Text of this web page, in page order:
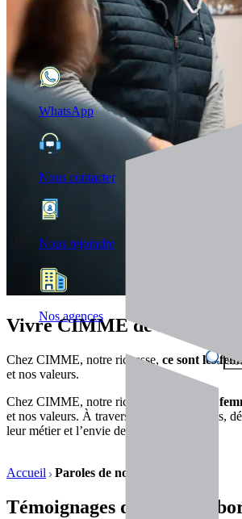
WhatsApp
Nous contacter
Nous rejoindre
Nos agences
Vivre CIMME de l’intérieur
Chez CIMME, notre richesse, ce sont les
et nos valeurs.
Chez CIMME, notre richesse,
ce sont les
et nos valeurs. À travers leurs témoignages,
leur métier et l’envie de grandir ensemble.
Accueil Paroles de nos collaborateurs
Témoignages de nos